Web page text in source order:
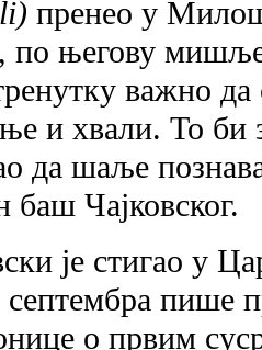
пренео у
по његову
важно
и хвали. То би
да шаље
баш Чајковског.
је стигао у
пише
о првим